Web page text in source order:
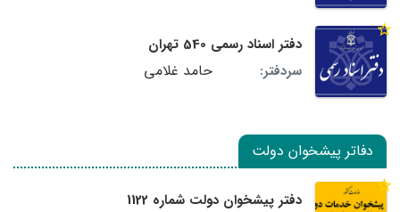
دفتر اسناد رسمی 540 تهران
سردفتر:
حامد غلامی
دفاتر پیشخوان دولت
دفتر پیشخوان دولت شماره 1122